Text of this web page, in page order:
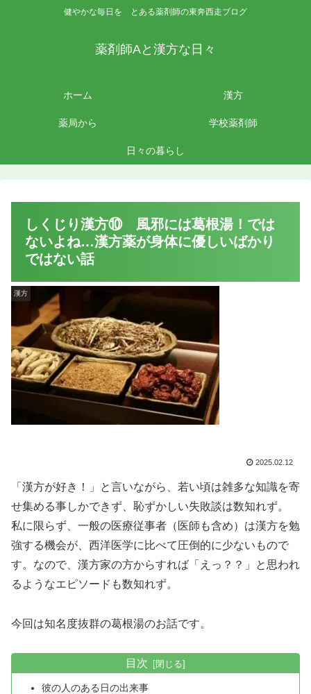
健やかな毎日を とある薬剤師の東奔西走ブログ
薬剤師Aと漢方な日々
ホーム 漢方
薬局から 学校薬剤師
日々の暮らし
しくじり漢方⑩ 風邪には葛根湯！では
ないよね…漢方薬が身体に優しいばかり
ではない話
漢方
2025.02.12
「漢方が好き！」と言いながら、若い頃は雑多な知識を寄
せ集める事しかできず、恥ずかしい失敗談は数知れず。
私に限らず、一般の医療従事者（医師も含め）は漢方を勉
強する機会が、西洋医学に比べて圧倒的に少ないもので
す。なので、漢方家の方からすれば「えっ？？」と思われ
るようなエピソードも数知れず。
今回は知名度抜群の葛根湯のお話です。
目次
彼の人のある日の出来事